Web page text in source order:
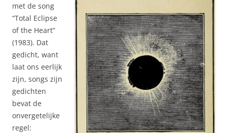
met de song
“Total Eclipse
of the Heart”
(1983). Dat
gedicht, want
laat ons eerlijk
zijn, songs zijn
gedichten
bevat de
onvergetelijke
regel: